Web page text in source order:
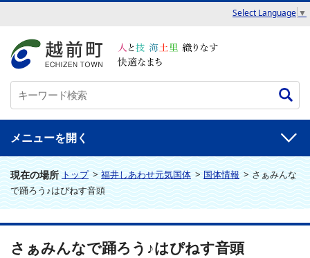
Select Language ▼
メニュー
現在の場所 トップ>福井しあわせ元気国体>国体情報>さぁみんな
で踊ろう♪はぴねす音頭
さぁみんなで踊ろう♪はぴねす音頭